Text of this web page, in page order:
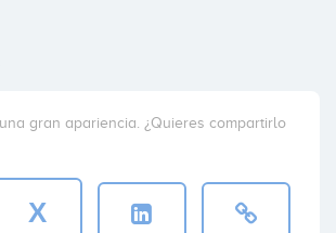
gran apariencia. ¿Quieres compartirlo
X